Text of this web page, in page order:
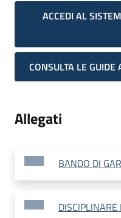
ACCEDI AL
CONSULTA LE GUIDE
Allegati
BANDO DI
DISCIPLINARE